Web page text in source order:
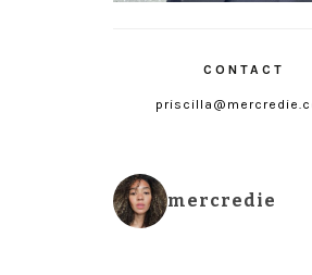
CONTACT
mercredie